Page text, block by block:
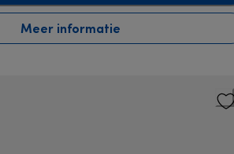
Meer informatie